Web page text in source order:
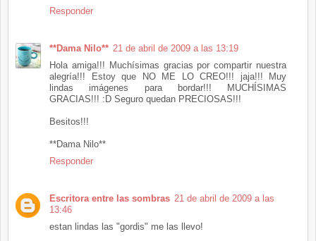
Responder
**Dama Nilo** 21 de abril de 2009 a las 13:19
Hola amiga!!! Muchísimas gracias por compartir nuestra
alegría!!! Estoy que NO ME LO CREO!!! jaja!!! Muy
lindas imágenes para bordar!!! MUCHÍSIMAS
GRACIAS!!! :D Seguro quedan PRECIOSAS!!!
Besitos!!!
**Dama Nilo**
Responder
Escritora entre las sombras 21 de abril de 2009 a las
13:46
estan lindas las "gordis" me las llevo!